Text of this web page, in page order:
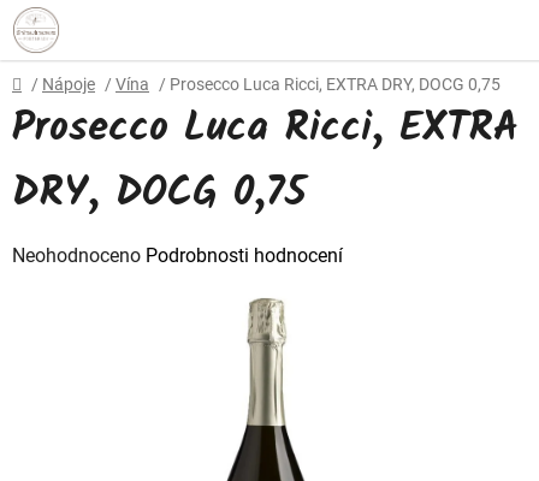
Přejít
na
obsah
Domů
/ Nápoje / Vína / Prosecco Luca Ricci, EXTRA DRY, DOCG 0,75
Prosecco Luca Ricci, EXTRA
DRY, DOCG 0,75
Průměrné
Neohodnoceno Podrobnosti hodnocení